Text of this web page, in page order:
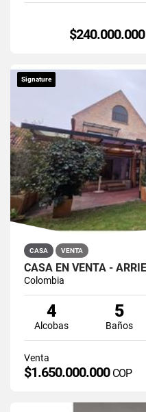
$240.000.000
Signature
CASA VENTA
Colombia
4
Alcobas
5
Baños
Venta
$1.650.000.000 COP